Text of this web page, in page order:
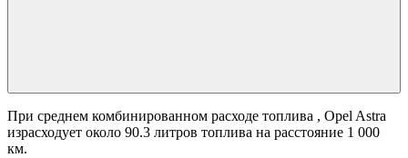
При среднем комбинированном расходе топлива , Opel Astra
израсходует около 90.3 литров топлива на расстояние 1 000
км.